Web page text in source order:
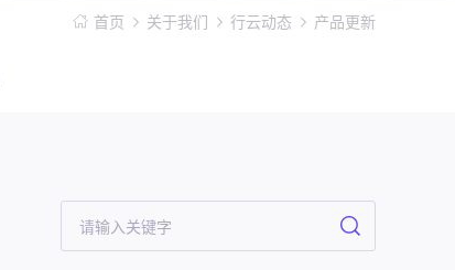
首页 关于我们 行云动态 产品更新